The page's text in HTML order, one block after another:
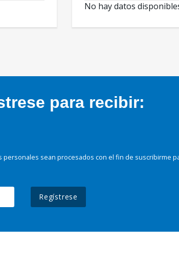
No hay datos
para recibir:
personales sean procesados con el fin de suscribirme
Regístrese